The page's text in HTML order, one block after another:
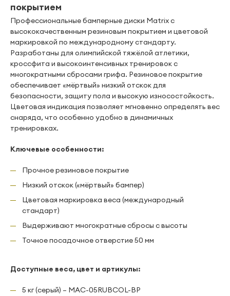
покрытием
Профессиональные бамперные диски Matrix с
высококачественным резиновым покрытием и цветовой
маркировкой по международному стандарту.
Разработаны для олимпийской тяжёлой атлетики,
кроссфита и высокоинтенсивных тренировок с
многократными сбросами грифа. Резиновое покрытие
обеспечивает «мёртвый» низкий отскок для
безопасности, защиту пола и высокую износостойкость.
Цветовая индикация позволяет мгновенно определять вес
снаряда, что особенно удобно в динамичных
тренировках.
Ключевые особенности:
Прочное резиновое покрытие
Низкий отскок («мёртвый» бампер)
Цветовая маркировка веса (международный
стандарт)
Выдерживают многократные сбросы с высоты
Точное посадочное отверстие 50 мм
Доступные веса, цвет и артикулы:
5 кг (серый) – MAC-05RUBCOL-BP